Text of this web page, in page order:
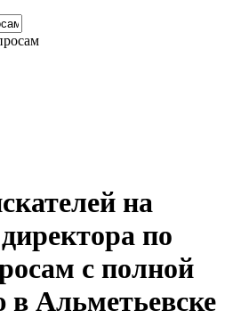
на
по
с полной
в Альметьевске